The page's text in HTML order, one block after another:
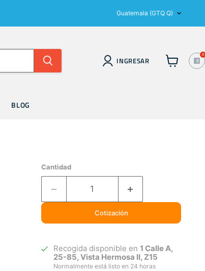
País
Guatemala (GTQ Q)
INGRESAR
0
BLOG
Cantidad
Cotización
Recogida disponible en1 Calle A,
25-85, Vista Hermosa II, Z15
Normalmente está listo en 24 horas